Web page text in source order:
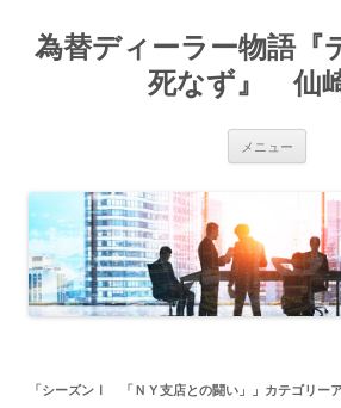
為替ディーラー物語『
死なず』 仙
メニュー
ン
へ
ス
キ
ッ
プ
「シーズンⅠ 「ＮＹ支店との闘い」 」カテゴリー